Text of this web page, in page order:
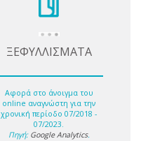
ΞΕΦΥΛΛΙΣΜΑΤΑ
Αφορά στο άνοιγμα του
online αναγνώστη για την
χρονική περίοδο 07/2018 -
07/2023.
Πηγή: Google Analytics.